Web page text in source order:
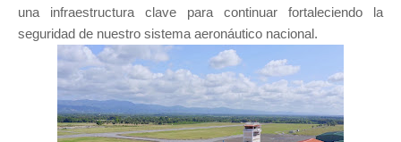
una infraestructura clave para continuar fortaleciendo la
seguridad de nuestro sistema aeronáutico nacional.